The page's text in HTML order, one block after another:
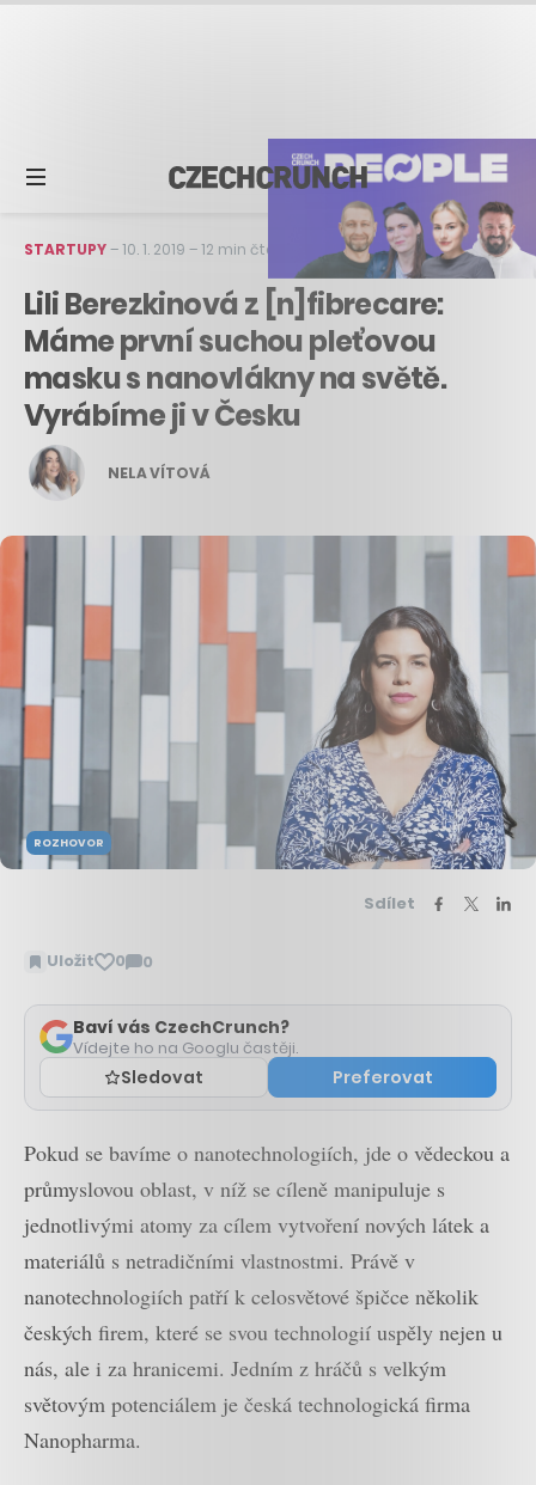
STARTUPY–10. 1. 2019 –12 min čtení
Lili Berezkinová z [n]fibrecare:
Máme první suchou pleťovou
masku s nanovlákny na světě.
Vyrábíme ji v Česku
NELA VÍTOVÁ
ROZHOVOR
Sdílet
Uložit 0 0
Zobrazit
Baví vás CzechCrunch?
Vídejte ho na Googlu častěji.
Sledovat Preferovat
Pokud se bavíme o nanotechnologiích, jde o vědeckou a
průmyslovou oblast, v níž se cíleně manipuluje s
jednotlivými atomy za cílem vytvoření nových látek a
materiálů s netradičními vlastnostmi. Právě v
nanotechnologiích patří k celosvětové špičce několik
českých firem, které se svou technologií uspěly nejen u
nás, ale i za hranicemi. Jedním z hráčů s velkým
světovým potenciálem je česká technologická firma
Nanopharma.